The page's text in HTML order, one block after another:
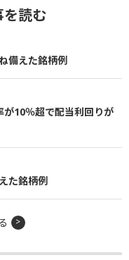
を読む
備えた銘柄例
が10％超で配当利回りが
た銘柄例